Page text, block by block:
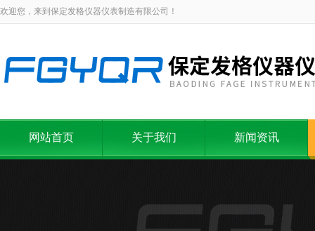
欢迎您，来到保定发格仪器仪表制造有限公司！
网站首页 关于我们 新闻资讯